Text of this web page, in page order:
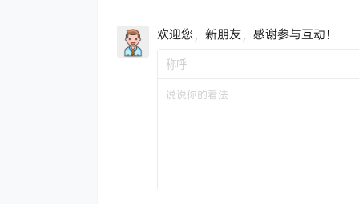
欢迎您，新朋友，感谢参与互动！